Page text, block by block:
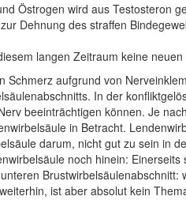
Östrogen wird aus Testosteron
Dehnung des straffen
langen Zeitraum keine
aufgrund von
In der
beeinträchtigen können. Je
in Betracht.
darum, nicht gut zu sein in
noch hinein:
ist aber absolut kein